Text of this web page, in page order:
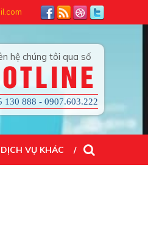
KHÁCH HÀI LÒNG 100%
hệ chúng tôi qua số
130 888 - 0907.603.222
DỊCH VỤ KHÁC